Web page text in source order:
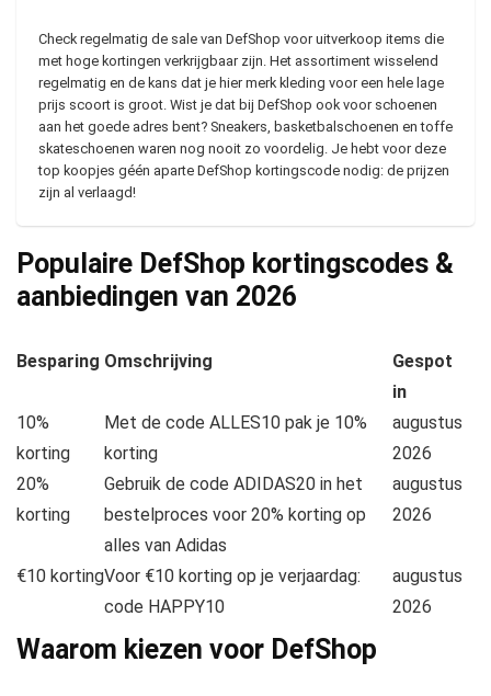
Check regelmatig de sale van DefShop voor uitverkoop items die
met hoge kortingen verkrijgbaar zijn. Het assortiment wisselend
regelmatig en de kans dat je hier merk kleding voor een hele lage
prijs scoort is groot. Wist je dat bij DefShop ook voor schoenen
aan het goede adres bent? Sneakers, basketbalschoenen en toffe
skateschoenen waren nog nooit zo voordelig. Je hebt voor deze
top koopjes géén aparte DefShop kortingscode nodig: de prijzen
zijn al verlaagd!
Populaire DefShop kortingscodes &
aanbiedingen van 2026
Besparing Omschrijving
Gespot
in
10%
korting
Met de code ALLES10 pak je 10%
korting
augustus
2026
20%
korting
Gebruik de code ADIDAS20 in het
bestelproces voor 20% korting op
alles van Adidas
augustus
2026
€10 kortingVoor €10 korting op je verjaardag:
code HAPPY10
augustus
2026
Waarom kiezen voor DefShop